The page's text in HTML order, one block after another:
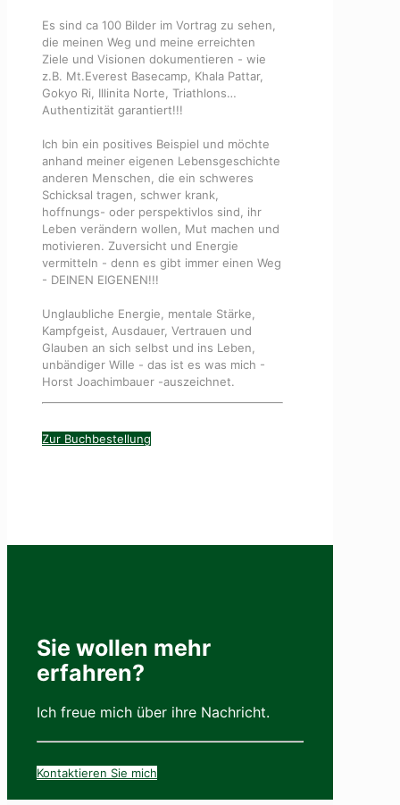
Es sind ca 100 Bilder im Vortrag zu sehen,
die meinen Weg und meine erreichten
Ziele und Visionen dokumentieren - wie
z.B. Mt.Everest Basecamp, Khala Pattar,
Gokyo Ri, Illinita Norte, Triathlons…
Authentizität garantiert!!!
Ich bin ein positives Beispiel und möchte
anhand meiner eigenen Lebensgeschichte
anderen Menschen, die ein schweres
Schicksal tragen, schwer krank,
hoffnungs- oder perspektivlos sind, ihr
Leben verändern wollen, Mut machen und
motivieren. Zuversicht und Energie
vermitteln - denn es gibt immer einen Weg
- DEINEN EIGENEN!!!
Unglaubliche Energie, mentale Stärke,
Kampfgeist, Ausdauer, Vertrauen und
Glauben an sich selbst und ins Leben,
unbändiger Wille - das ist es was mich -
Horst Joachimbauer -auszeichnet.
Zur Buchbestellung
Sie wollen mehr
erfahren?
Ich freue mich über ihre Nachricht.
Kontaktieren Sie mich